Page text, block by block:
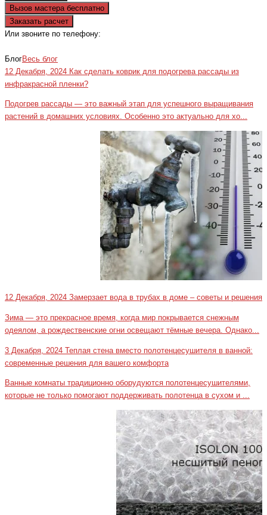
Вызов мастера бесплатно
Заказать расчет
Или звоните по телефону:
БлогВесь блог
12 Декабря, 2024 Как сделать коврик для подогрева рассады из
инфракрасной пленки?
Подогрев рассады — это важный этап для успешного выращивания
растений в домашних условиях. Особенно это актуально для хо...
12 Декабря, 2024 Замерзает вода в трубах в доме – советы и решения
Зима — это прекрасное время, когда мир покрывается снежным
одеялом, а рождественские огни освещают тёмные вечера. Однако...
3 Декабря, 2024 Теплая стена вместо полотенцесушителя в ванной:
современные решения для вашего комфорта
Ванные комнаты традиционно оборудуются полотенцесушителями,
которые не только помогают поддерживать полотенца в сухом и ...